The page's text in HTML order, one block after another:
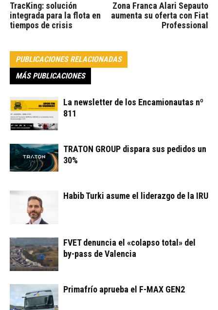
TracKing: solución
integrada para la flota en
tiempos de crisis
Zona Franca Alari Sepauto
aumenta su oferta con Fiat
Professional
PUBLICACIONES RELACIONADAS
MÁS PUBLICACIONES
La newsletter de los Encamionautas nº
811
TRATON GROUP dispara sus pedidos un
30%
Habib Turki asume el liderazgo de la IRU
FVET denuncia el «colapso total» del
by-pass de Valencia
Primafrío aprueba el F-MAX GEN2